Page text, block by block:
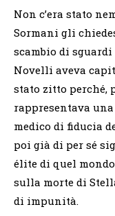
Non c’era stato
Sormani gli
scambio di
Novelli aveva
stato zitto perché,
rappresentava
medico di fiducia
poi già di per sé
élite di quel
sulla morte di
di impunità.